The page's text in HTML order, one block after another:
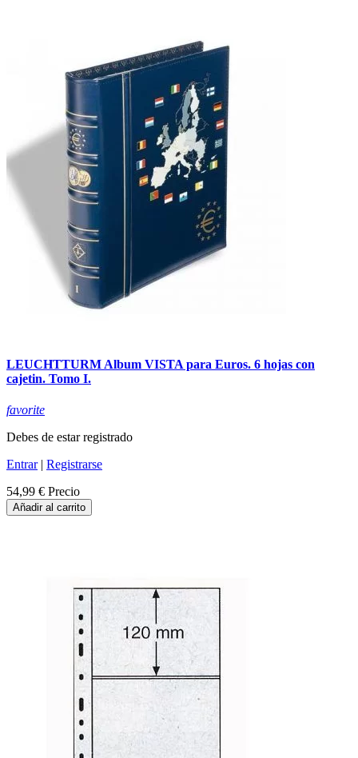
LEUCHTTURM Album VISTA para Euros. 6 hojas con
cajetin. Tomo I.
favorite
Debes de estar registrado
Entrar| Registrarse
54,99 € Precio
Añadir al carrito